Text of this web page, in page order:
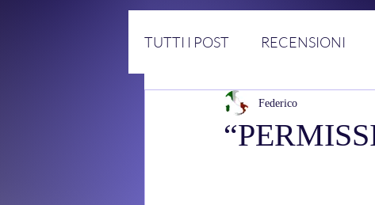
TUTTI I POST RECENSIONI
Federico